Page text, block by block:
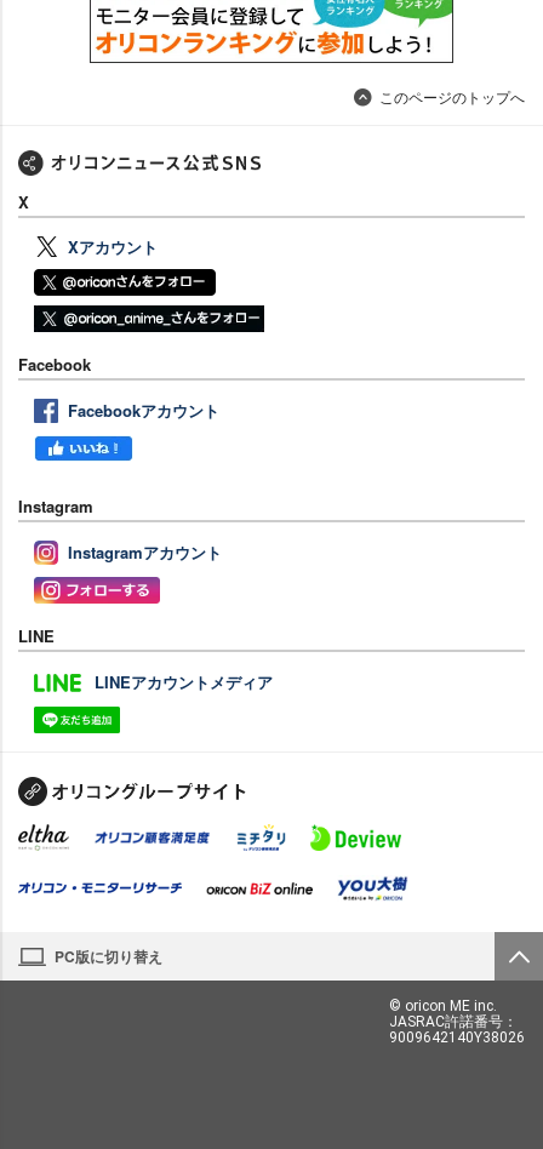
このページのトップへ
X
Xアカウント
Facebook
Facebookアカウント
Instagram
Instagramアカウント
LINE
LINEアカウントメディア
PC版に切り替え
© oricon ME inc.
JASRAC許諾番号：
9009642140Y38026